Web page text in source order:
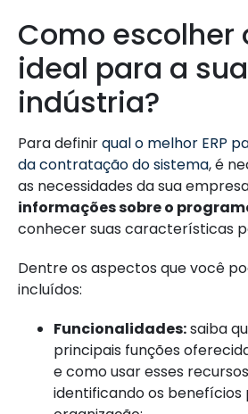
Como escolher
ideal para a sua
indústria?
Para definirqual o melhor ERP
da contratação do sistema, é
as necessidades da sua
informações sobre o
conhecer suas características
Dentre os aspectos que você
incluídos:
Funcionalidades:saiba
principais funções
e como usar esses
identificando os benefícios